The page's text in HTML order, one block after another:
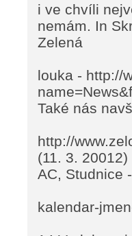
i ve chvíli
nemám. In
Zelená
louka - http://
Také nás
http://
(11. 3.
AC, Studnice
kalendar-